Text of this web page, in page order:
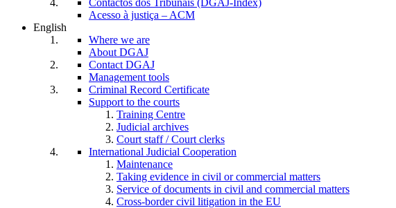
Contactos dos Tribunais (DGAJ-Index)
Acesso à justiça – ACM
English
Where we are
About DGAJ
Contact DGAJ
Management tools
Criminal Record Certificate
Support to the courts
Training Centre
Judicial archives
Court staff / Court clerks
International Judicial Cooperation
Maintenance
Taking evidence in civil or commercial matters
Service of documents in civil and commercial matters​​
Cross-border civil litigation in the EU